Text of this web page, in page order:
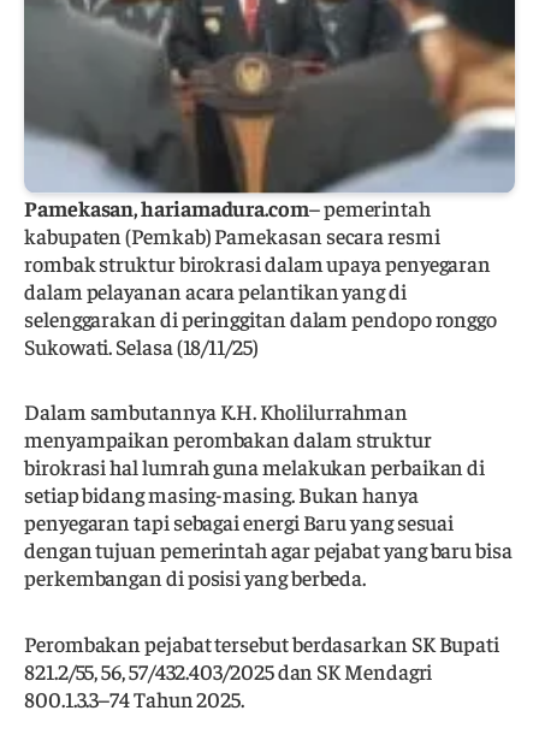
Pamekasan, hariamadura.com– pemerintah
kabupaten (Pemkab) Pamekasan secara resmi
rombak struktur birokrasi dalam upaya penyegaran
dalam pelayanan acara pelantikan yang di
selenggarakan di peringgitan dalam pendopo ronggo
Sukowati. Selasa (18/11/25)
Dalam sambutannya K.H. Kholilurrahman
menyampaikan perombakan dalam struktur
birokrasi hal lumrah guna melakukan perbaikan di
setiap bidang masing-masing. Bukan hanya
penyegaran tapi sebagai energi Baru yang sesuai
dengan tujuan pemerintah agar pejabat yang baru bisa
perkembangan di posisi yang berbeda.
Perombakan pejabat tersebut berdasarkan SK Bupati
821.2/55, 56, 57/432.403/2025 dan SK Mendagri
800.1.3.3–74 Tahun 2025.